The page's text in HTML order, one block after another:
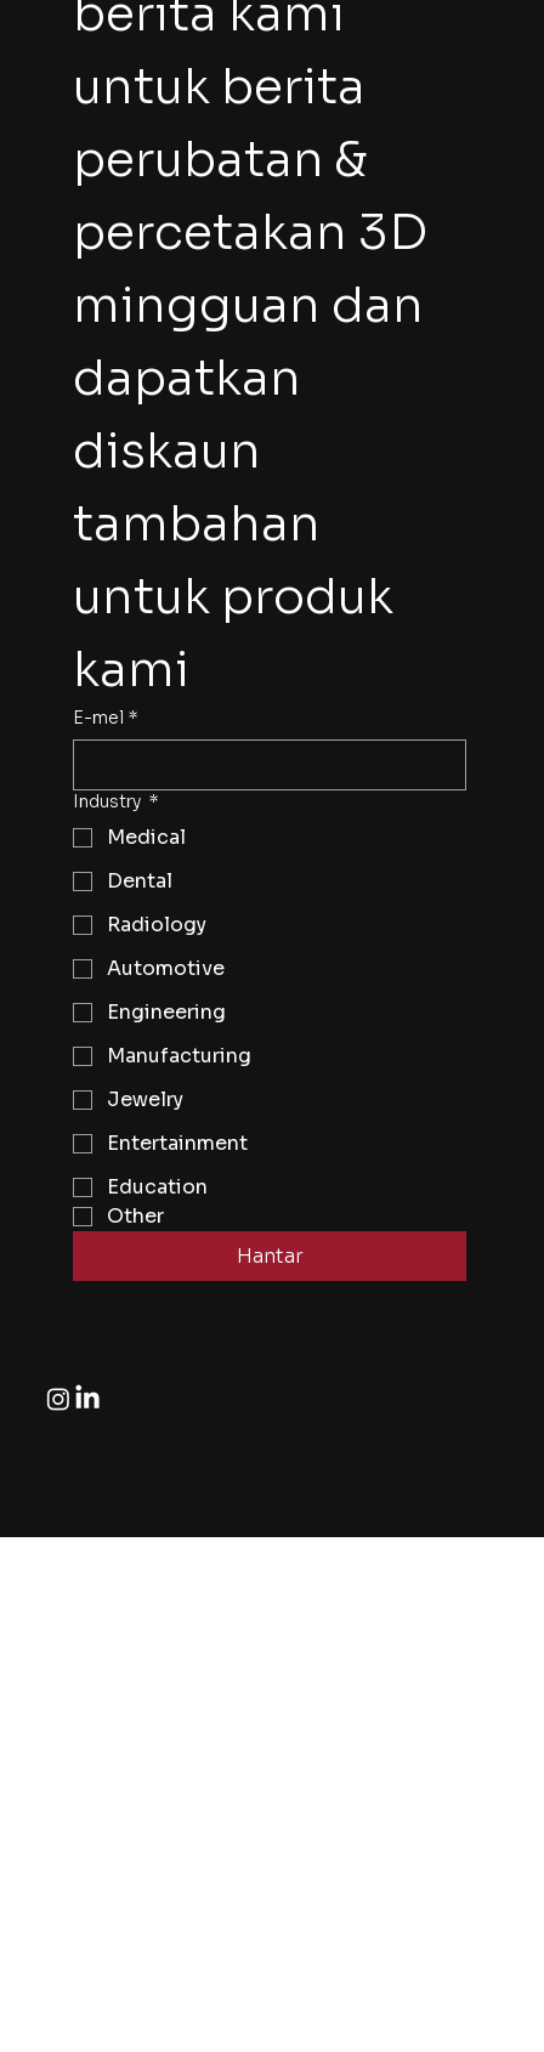
berita kami
untuk berita
perubatan &
percetakan 3D
mingguan dan
dapatkan
diskaun
tambahan
untuk produk
kami
E-mel *
Industry *
Medical
Dental
Radiology
Automotive
Engineering
Manufacturing
Jewelry
Entertainment
Education
Other
Hantar